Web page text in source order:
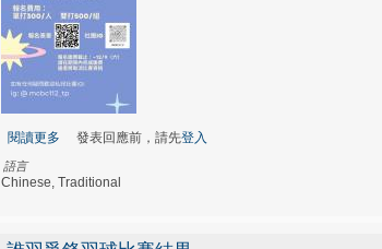
閱讀更多 關於公開賽羽球比賽報名中
發表回應前，請先登入
語言
Chinese, Traditional